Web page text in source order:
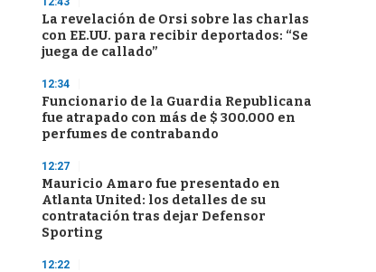
La revelación de Orsi sobre las charlas
con EE.UU. para recibir deportados: “Se
juega de callado”
12:34
Funcionario de la Guardia Republicana
fue atrapado con más de $ 300.000 en
perfumes de contrabando
12:27
Mauricio Amaro fue presentado en
Atlanta United: los detalles de su
contratación tras dejar Defensor
Sporting
12:22